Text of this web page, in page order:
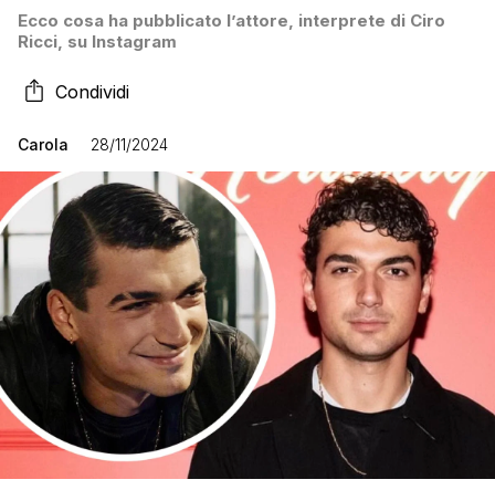
Ecco cosa ha pubblicato l’attore, interprete di Ciro
Ricci, su Instagram
Condividi
Carola 28/11/2024